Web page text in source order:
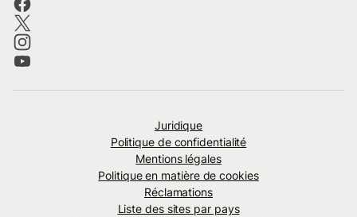
Juridique
Politique de confidentialité
Mentions légales
Politique en matière de cookies
Réclamations
Liste des sites par pays